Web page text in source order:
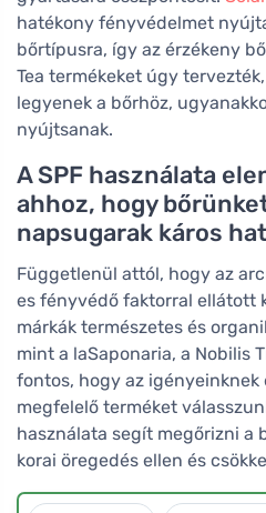
hatékony fényvédelmet
bőrtípusra, így az érzékeny
Tea termékeket úgy
legyenek a bőrhöz,
nyújtsanak.
A SPF használata
ahhoz, hogy
napsugarak káros
Függetlenül attól, hogy az
es fényvédő faktorral ellátott
márkák természetes és
mint a laSaponaria, a Nobilis
fontos, hogy az
megfelelő terméket
használata segít megőrizni a
korai öregedés ellen és